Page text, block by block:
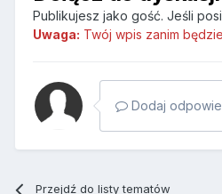
Publikujesz jako gość. Jeśli
Uwaga: Twój wpis zanim
Dodaj
Przejdź do listy tematów